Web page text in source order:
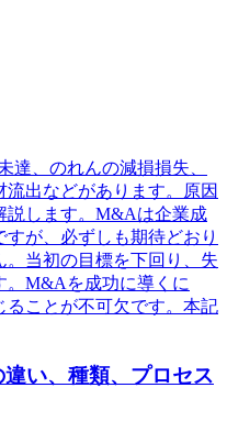
、のれんの減損損失、
出などがあります。原因
説します。M&Aは企業成
が、必ずしも期待どおり
当初の目標を下回り、失
。M&Aを成功に導くに
ることが不可欠です。本記
い、種類、プロセス